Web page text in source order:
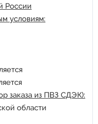
России
условиям:
заказа из ПВЗ СДЭК):
области